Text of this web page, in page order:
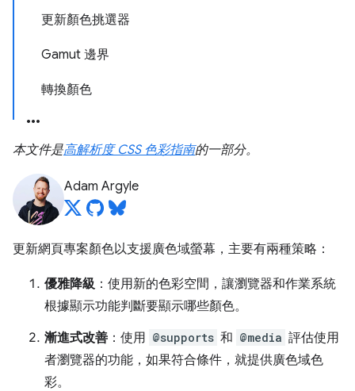
更新顏色挑選器
Gamut 邊界
轉換顏色
本文件是高解析度 CSS 色彩指南的一部分。
Adam Argyle
更新網頁專案顏色以支援廣色域螢幕，主要有兩種策略：
優雅降級 ：使用新的色彩空間，讓瀏覽器和作業系統
根據顯示功能判斷要顯示哪些顏色。
漸進式改善 ：使用 @supports 和 @media 評估使用
者瀏覽器的功能，如果符合條件，就提供廣色域色
彩。